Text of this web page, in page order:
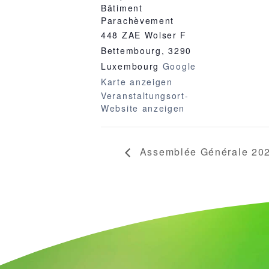
Bâtiment
Parachèvement
448 ZAE Wolser F
Bettembourg , 3290
Luxembourg Google
Karte anzeigen
Veranstaltungsort-
Website anzeigen
Assemblée Générale